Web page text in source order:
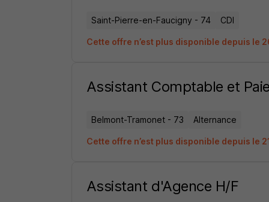
Saint-Pierre-en-Faucigny - 74 CDI
Cette offre n’est plus disponible depuis le
Assistant Comptable et
Belmont-Tramonet - 73 Alternance
Cette offre n’est plus disponible depuis le
Assistant d'Agence H/F